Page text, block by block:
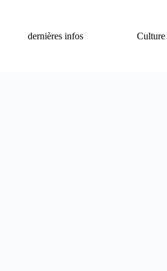
dernières infos
Culture